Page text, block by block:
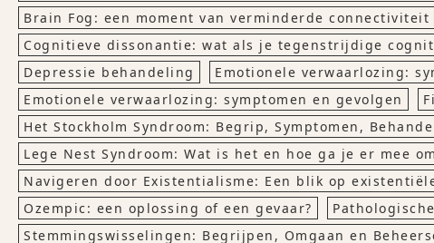
Brain Fog: een moment van verminderde connectiviteit
Cognitieve dissonantie: wat als je tegenstrijdige
Depressie behandeling
Emotionele verwaarlozing:
Emotionele verwaarlozing: symptomen en gevolgen
Het Stockholm Syndroom: Begrip, Symptomen,
Lege Nest Syndroom: Wat is het en hoe ga je er mee
Navigeren door Existentialisme: Een blik op
Ozempic: een oplossing of een gevaar?
Stemmingswisselingen: Begrijpen, Omgaan en